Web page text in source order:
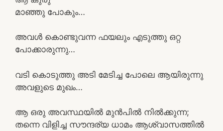
മാഞ്ഞു പോകും…
അവൾ കൊണ്ടുവന്ന ഫയലും എടുത്തു ഒറ്റ
പോക്കാരുന്നു…
വടി കൊടുത്തു അടി മേടിച്ച പോലെ ആയിരുന്നു
അവളുടെ മുഖം…
ആ ഒരു അവസ്ഥയിൽ മുൻപിൽ നിൽക്കുന്ന;
തന്നെ വിളിച്ച സൗന്ദര്യ ധാമം ആശ്വാസത്തിൽ